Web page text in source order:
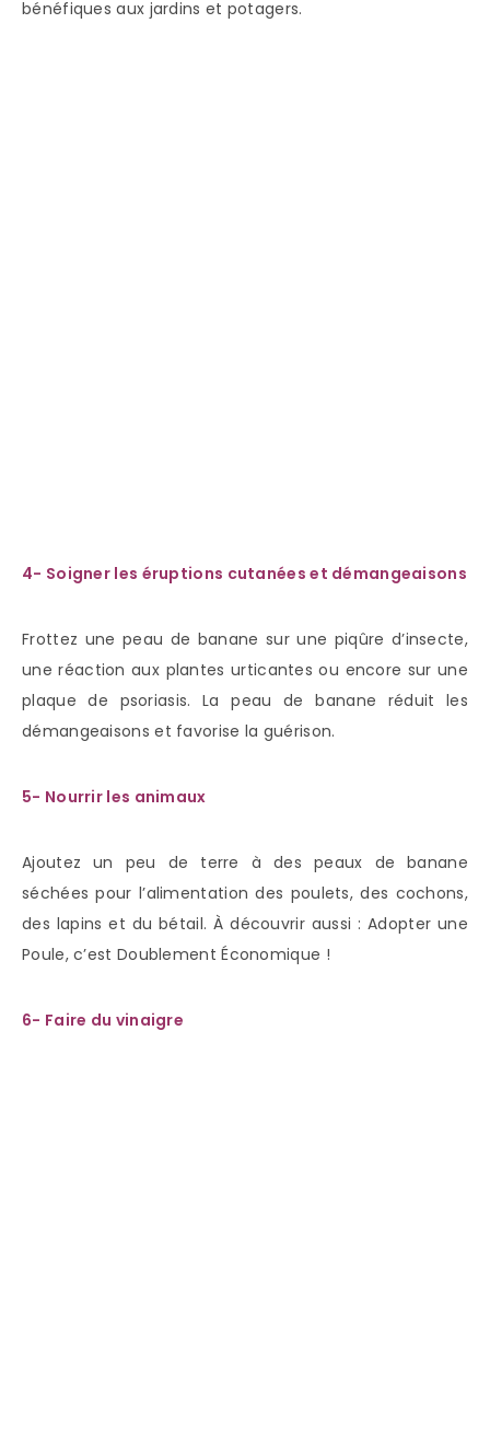
bénéfiques aux jardins et potagers.
4- Soigner les éruptions cutanées et démangeaisons
Frottez une peau de banane sur une piqûre d’insecte,
une réaction aux plantes urticantes ou encore sur une
plaque de psoriasis. La peau de banane réduit les
démangeaisons et favorise la guérison.
5- Nourrir les animaux
Ajoutez un peu de terre à des peaux de banane
séchées pour l’alimentation des poulets, des cochons,
des lapins et du bétail. À découvrir aussi : Adopter une
Poule, c’est Doublement Économique !
6- Faire du vinaigre